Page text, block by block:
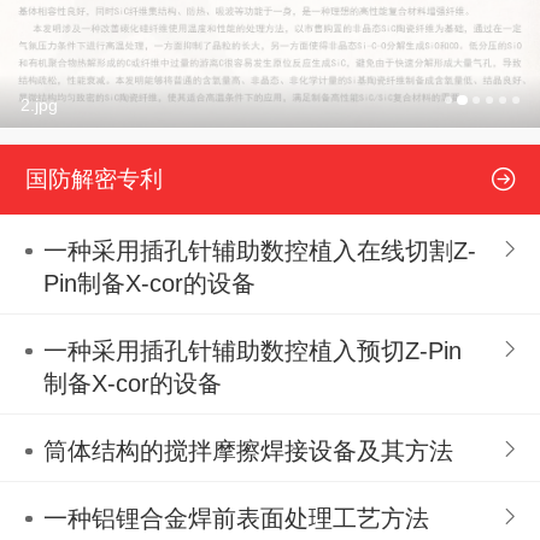
2.jpg
国防解密专利
一种采用插孔针辅助数控植入在线切割Z-
Pin制备X-cor的设备
一种采用插孔针辅助数控植入预切Z-Pin
制备X-cor的设备
筒体结构的搅拌摩擦焊接设备及其方法
一种铝锂合金焊前表面处理工艺方法